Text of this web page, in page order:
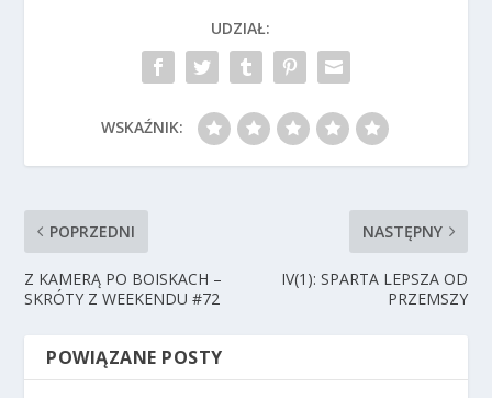
UDZIAŁ:
WSKAŹNIK:
POPRZEDNI
Z KAMERĄ PO BOISKACH –
SKRÓTY Z WEEKENDU #72
NASTĘPNY
IV(1): SPARTA LEPSZA OD
PRZEMSZY
POWIĄZANE POSTY